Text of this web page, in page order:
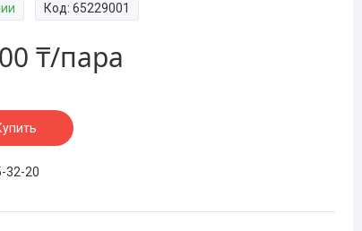
Код:65229001
₸/пара
32-20